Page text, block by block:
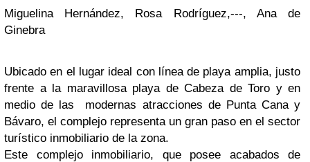
Miguelina Hernández, Rosa Rodríguez,---, Ana de
Ginebra
Ubicado en el lugar ideal con línea de playa amplia, justo
frente a la maravillosa playa de Cabeza de Toro y en
medio de las modernas atracciones de Punta Cana y
Bávaro, el complejo representa un gran paso en el sector
turístico inmobiliario de la zona.
Este complejo inmobiliario, que posee acabados de